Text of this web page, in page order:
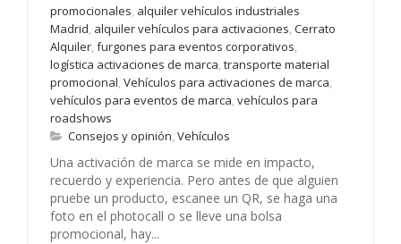
promocionales, alquiler vehículos industriales
Madrid, alquiler vehículos para activaciones, Cerrato
Alquiler, furgones para eventos corporativos,
logística activaciones de marca, transporte material
promocional, Vehículos para activaciones de marca,
vehículos para eventos de marca, vehículos para
roadshows
Consejos y opinión, Vehículos
Una activación de marca se mide en impacto,
recuerdo y experiencia. Pero antes de que alguien
pruebe un producto, escanee un QR, se haga una
foto en el photocall o se lleve una bolsa
promocional, hay...